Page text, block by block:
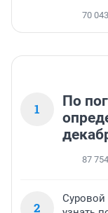
70 043
1
По
87 754
2
Суровой